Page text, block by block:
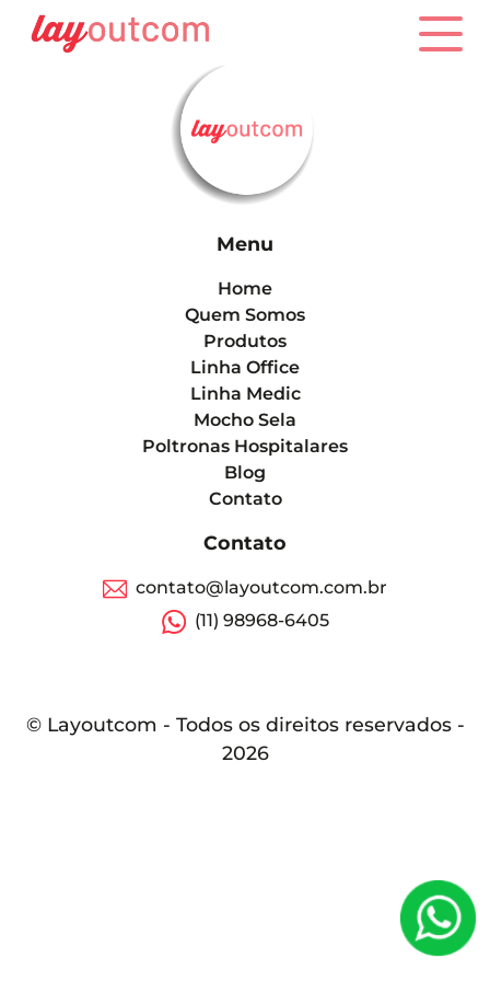
Menu
Home
Quem Somos
Produtos
Linha Office
Linha Medic
Mocho Sela
Poltronas Hospitalares
Blog
Contato
Contato
contato@layoutcom.com.br
(11) 98968-6405
© Layoutcom - Todos os direitos reservados -
2026